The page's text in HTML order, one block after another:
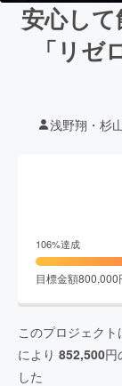
安心し
「リ
浅野翔・杉
106%達成
目標金額800,000
このプロジェクト
により 852,500円
した